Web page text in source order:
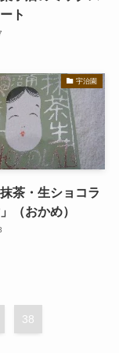
ト
宇治園
茶・生ショコラ
（おかめ）
38